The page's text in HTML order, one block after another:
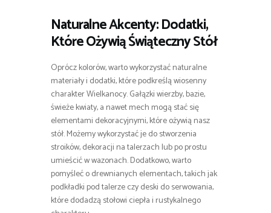
Naturalne Akcenty: Dodatki,
Które Ożywią Świąteczny Stół
Oprócz kolorów, warto wykorzystać naturalne
materiały i dodatki, które podkreślą wiosenny
charakter Wielkanocy. Gałązki wierzby, bazie,
świeże kwiaty, a nawet mech mogą stać się
elementami dekoracyjnymi, które ożywią nasz
stół. Możemy wykorzystać je do stworzenia
stroików, dekoracji na talerzach lub po prostu
umieścić w wazonach. Dodatkowo, warto
pomyśleć o drewnianych elementach, takich jak
podkładki pod talerze czy deski do serwowania,
które dodadzą stołowi ciepła i rustykalnego